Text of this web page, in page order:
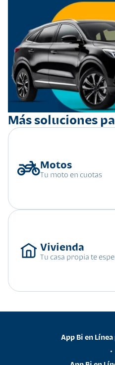
Más soluciones
Tu moto en cuotas
Tu casa propia te
App Bi en
•